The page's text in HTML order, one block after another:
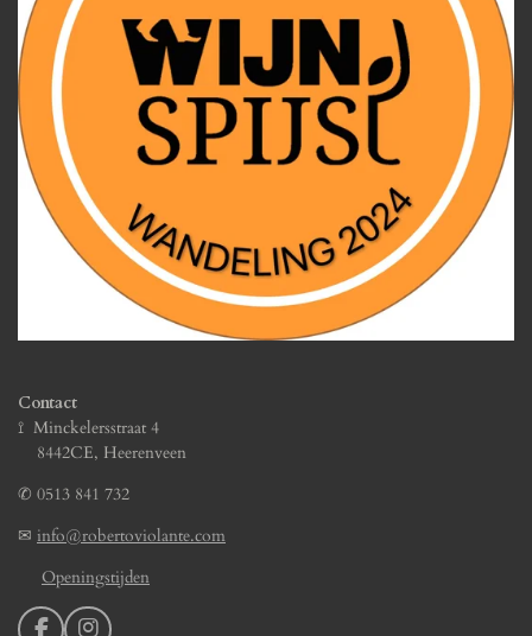
Contact
⟟ Minckelersstraat 4
8442CE, Heerenveen
✆ 0513 841 732
✉ info@robertoviolante.com
Openingstijden